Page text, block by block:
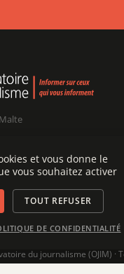
Chollet
Chanot
du journalisme (OJIM) ·
et vous donne le
vous souhaitez activer
TOUT REFUSER
DE CONFIDENTIALITÉ